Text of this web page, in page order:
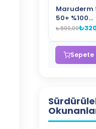
Maruderm
50+ %100
Mineral
PA++++ –
Oxide
Yüksek
₺800,00
Sepete